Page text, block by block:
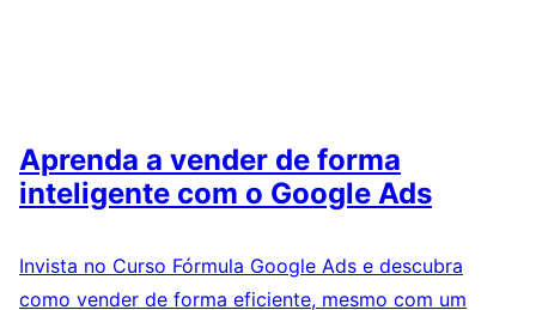
Aprenda a vender de forma
inteligente com o Google Ads
Invista no Curso Fórmula Google Ads e descubra
como vender de forma eficiente, mesmo com um